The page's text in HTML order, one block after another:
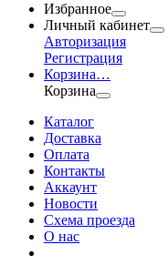
Избранное
Личный кабинет
Авторизация
Регистрация
Корзина…
Корзина
Каталог
Доставка
Оплата
Контакты
Аккаунт
Новости
Схема проезда
О нас